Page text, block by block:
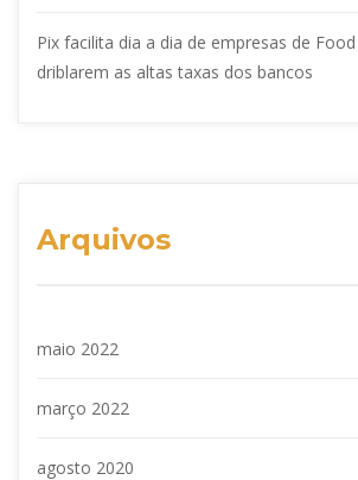
Pix facilita dia a dia de empresas de
driblarem as altas taxas dos bancos
Arquivos
maio 2022
março 2022
agosto 2020